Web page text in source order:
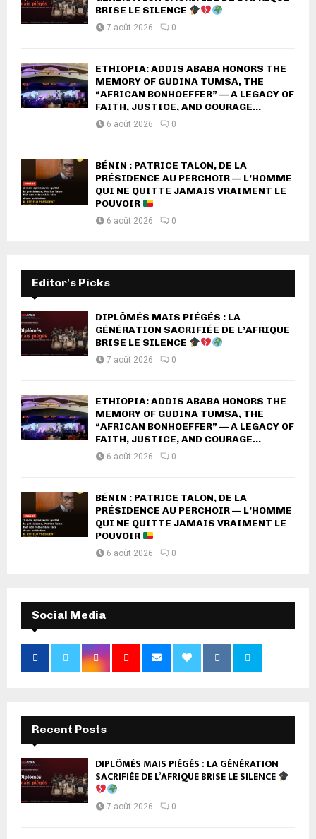
BRISE LE SILENCE
7 août 2026 0
ETHIOPIA: ADDIS ABABA HONORS THE
MEMORY OF GUDINA TUMSA, THE
“AFRICAN BONHOEFFER” — A LEGACY OF
FAITH, JUSTICE, AND COURAGE...
6 août 2026 0
BÉNIN : PATRICE TALON, DE LA
PRÉSIDENCE AU PERCHOIR — L’HOMME
QUI NE QUITTE JAMAIS VRAIMENT LE
POUVOIR
6 août 2026 0
Editor's Picks
DIPLÔMÉS MAIS PIÉGÉS : LA
GÉNÉRATION SACRIFIÉE DE L’AFRIQUE
BRISE LE SILENCE
7 août 2026 0
ETHIOPIA: ADDIS ABABA HONORS THE
MEMORY OF GUDINA TUMSA, THE
“AFRICAN BONHOEFFER” — A LEGACY OF
FAITH, JUSTICE, AND COURAGE...
6 août 2026 0
BÉNIN : PATRICE TALON, DE LA
PRÉSIDENCE AU PERCHOIR — L’HOMME
QUI NE QUITTE JAMAIS VRAIMENT LE
POUVOIR
6 août 2026 0
Social Media
Recent Posts
DIPLÔMÉS MAIS PIÉGÉS : LA GÉNÉRATION
SACRIFIÉE DE L’AFRIQUE BRISE LE SILENCE
7 août 2026 0